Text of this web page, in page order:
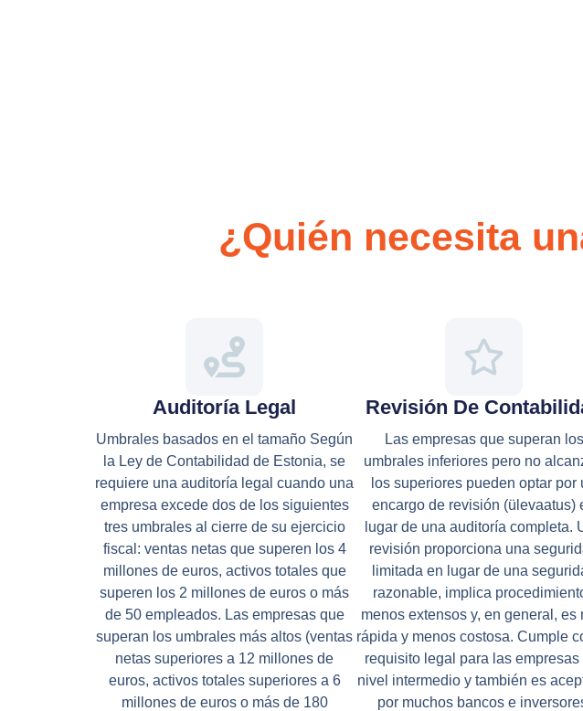
¿Quién necesita
Auditoría Legal
Umbrales basados en el tamaño Según
la Ley de Contabilidad de Estonia, se
requiere una auditoría legal cuando una
empresa excede dos de los siguientes
tres umbrales al cierre de su ejercicio
fiscal: ventas netas que superen los 4
millones de euros, activos totales que
superen los 2 millones de euros o más
de 50 empleados. Las empresas que
superan los umbrales más altos (ventas
netas superiores a 12 millones de
euros, activos totales superiores a 6
millones de euros o más de 180
Revisión De
Las empresas que superan los
umbrales inferiores pero no
los superiores pueden optar por
encargo de revisión (ülevaatus)
lugar de una auditoría completa.
revisión proporciona una
limitada en lugar de una
razonable, implica
menos extensos y, en general, es
rápida y menos costosa. Cumple
requisito legal para las empresas
nivel intermedio y también es
por muchos bancos e